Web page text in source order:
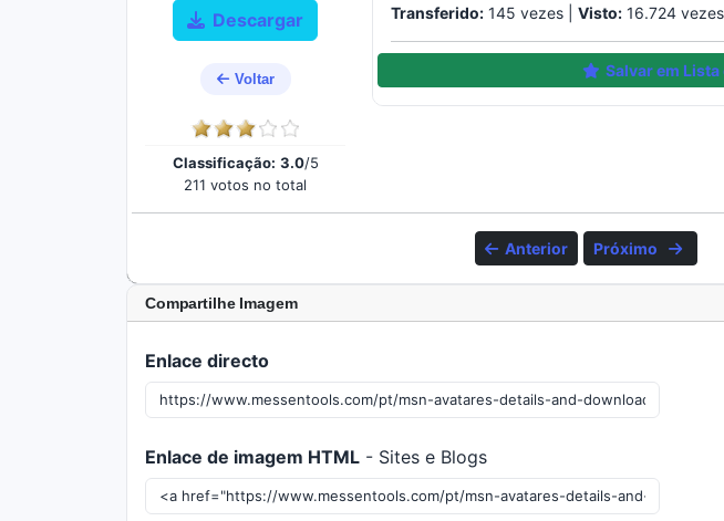
Descargar
Voltar
Classificação: 3.0/5
211 votos no total
Transferido: 145 vezes |Visto: 16.724 vezes
Salvar em
Anterior Próximo
Compartilhe Imagem
Enlace directo
Enlace de imagem HTML - Sites e Blogs